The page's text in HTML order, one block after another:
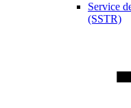
Service
(SSTR)